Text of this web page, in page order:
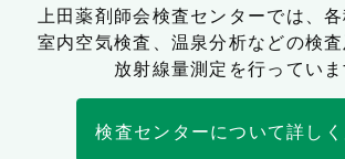
上田薬剤師会検査センターでは、
室内空気検査、温泉分析などの検査
放射線量測定を行っていま
検査センターについて詳し